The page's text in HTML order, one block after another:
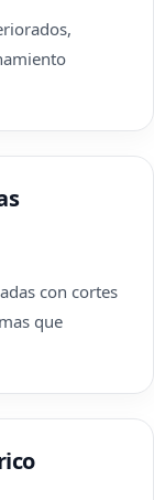
con cortes
que